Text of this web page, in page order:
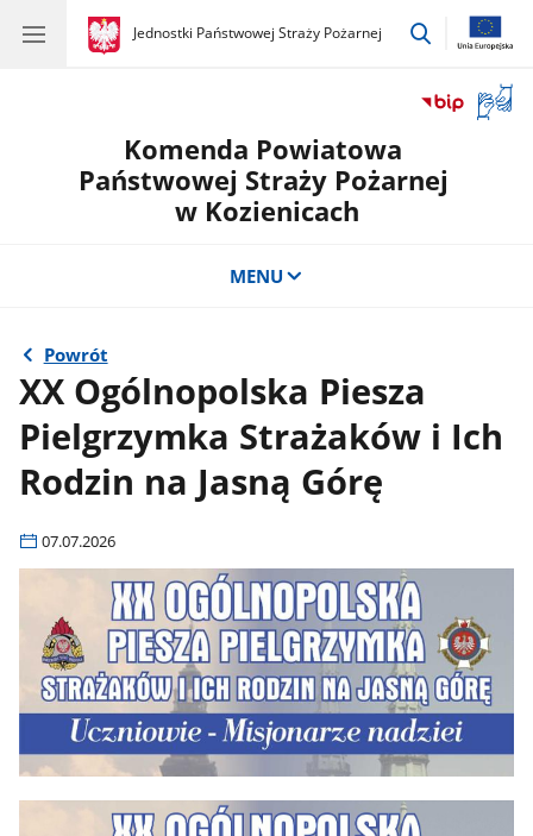
gov.pl
Jednostki Państwowej Straży Pożarnej
gov.pl
Jednostki
przejdź
okno
Komenda Powiatowa
Państwowej Straży Pożarnej
w Kozienicach
MENU
Powrót
XX Ogólnopolska Piesza
Pielgrzymka Strażaków i Ich
Rodzin na Jasną Górę
07.07.2026